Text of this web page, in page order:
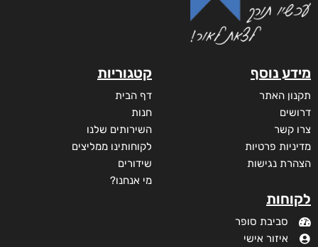
מידע נוסף
תקנון האתר
דרושים
צרו קשר
מדיניות פרטיות
הצהרת נגישות
לקוחות
סביבת סופר
איזור אישי
קטגוריות
דף הבית
חנות
השירותים שלנו
לקוחותינו ממליצים
שידורים
מי אנחנו?